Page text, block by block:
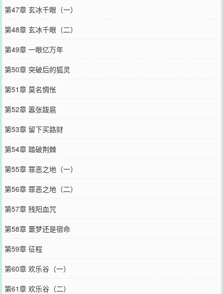
第47章 玄冰千眼（一）
第48章 玄冰千眼（二）
第49章 一眼亿万年
第50章 突破后的狐灵
第51章 莫名惆怅
第52章 嚣张跋扈
第53章 留下买路财
第54章 踏破荆棘
第55章 罪恶之地（一）
第56章 罪恶之地（二）
第57章 残阳血咒
第58章 噩梦还是宿命
第59章 征程
第60章 欢乐谷（一）
第61章 欢乐谷（二）